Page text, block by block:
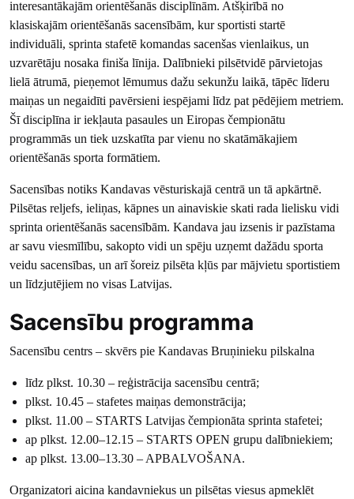
interesantākajām orientēšanās disciplīnām. Atšķirībā no
klasiskajām orientēšanās sacensībām, kur sportisti startē
individuāli, sprinta stafetē komandas sacenšas vienlaikus, un
uzvarētāju nosaka finiša līnija. Dalībnieki pilsētvidē pārvietojas
lielā ātrumā, pieņemot lēmumus dažu sekunžu laikā, tāpēc līderu
maiņas un negaidīti pavērsieni iespējami līdz pat pēdējiem metriem.
Šī disciplīna ir iekļauta pasaules un Eiropas čempionātu
programmās un tiek uzskatīta par vienu no skatāmākajiem
orientēšanās sporta formātiem.
Sacensības notiks Kandavas vēsturiskajā centrā un tā apkārtnē.
Pilsētas reljefs, ieliņas, kāpnes un ainaviskie skati rada lielisku vidi
sprinta orientēšanās sacensībām. Kandava jau izsenis ir pazīstama
ar savu viesmīlību, sakopto vidi un spēju uzņemt dažādu sporta
veidu sacensības, un arī šoreiz pilsēta kļūs par mājvietu sportistiem
un līdzjutējiem no visas Latvijas.
Sacensību programma
Sacensību centrs – skvērs pie Kandavas Bruņinieku pilskalna
līdz plkst. 10.30 – reģistrācija sacensību centrā;
plkst. 10.45 – stafetes maiņas demonstrācija;
plkst. 11.00 – STARTS Latvijas čempionāta sprinta stafetei;
ap plkst. 12.00–12.15 – STARTS OPEN grupu dalībniekiem;
ap plkst. 13.00–13.30 – APBALVOŠANA.
Organizatori aicina kandavniekus un pilsētas viesus apmeklēt